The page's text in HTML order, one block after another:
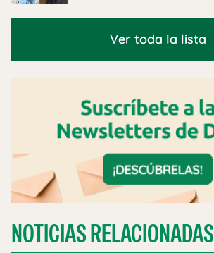
Ver toda la lista
NOTICIAS RELACIONADAS